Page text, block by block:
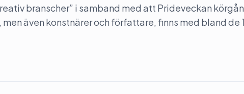
branscher” i samband med att Prideveckan
även konstnärer och författare, finns med bland de